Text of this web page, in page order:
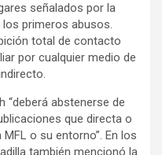
señalados por la
primeros abusos.
total de contacto
por cualquier medio de
“deberá abstenerse de
que directa o
o su entorno”. En los